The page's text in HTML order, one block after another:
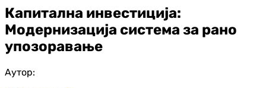
Капитална инвестиција:
Модернизација система за рано
упозоравање
Аутор: